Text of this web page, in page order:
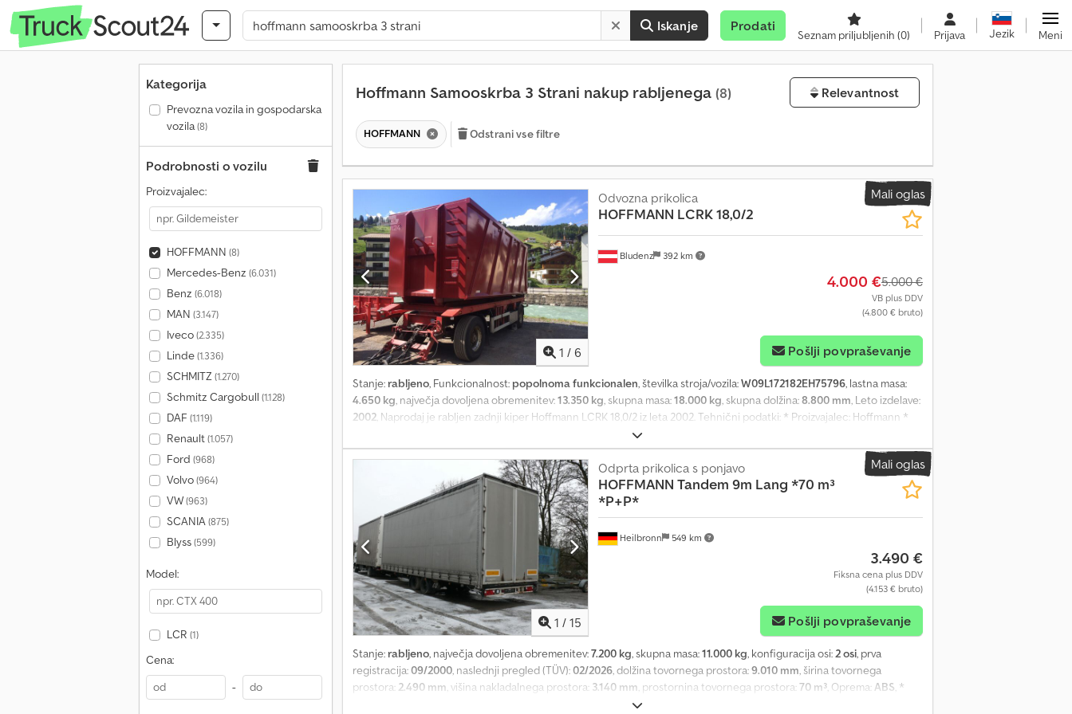
Iskanje Prodati
Seznam priljubljenih (0) Prijava Jezik Meni
Kategorija
Prevozna vozila in gospodarska
vozila(8)
Podrobnosti o vozilu
Proizvajalec:
HOFFMANN (8)
Mercedes-Benz (6.031)
Benz (6.018)
MAN (3.147)
Iveco(2.335)
Linde(1.336)
SCHMITZ(1.270)
Schmitz Cargobull (1.128)
DAF (1.119)
Renault(1.057)
Ford (968)
Volvo(964)
VW(963)
SCANIA(875)
Blyss(599)
Model:
LCR (1)
Cena:
-
Hoffmann Samooskrba 3 Strani nakup rabljenega (8) Relevantnost
HOFFMANN Odstrani vse filtre
Mali oglas
1 / 6
Bludenz 392 km
Odvozna prikolica
HOFFMANN LCRK 18,0/2
4.000 €5.000 €
VB plus DDV
(4.800 € bruto)
Pošlji povpraševanje
Stanje: rabljeno, Funkcionalnost: popolnoma funkcionalen, številka stroja/vozila:W09L172182EH75796, lastna masa:
4.650 kg, največja dovoljena obremenitev:13.350 kg, skupna masa:18.000 kg, skupna dolžina:8.800 mm, Leto izdelave:
2002, Naprodaj je rabljen zadnji kiper Hoffmann LCRK 18,0/2 iz leta 2002. Tehnični podatki: * Proizvajalec: Hoffmann *
Model: LCRK 18,0/2 Codpfxjy Umlij Akvjha * Tip: 2-osni prikolica za rolkontejnerje / zadnji kiper * Leto izdelave: 2002 *
Največja dovoljena skupna masa: 18.000 kg * Lastna teža: 4.650 kg * Pnevmatske gume: 385/65 R22,5 Prikolica je v
rabljenem stanju in NI tehnično pregledana (2025)
Mali oglas
1 / 15
Heilbronn 549 km
Odprta prikolica s ponjavo
HOFFMANN Tandem 9m Lang *70 m³
*P+P*
3.490 €
Fiksna cena plus DDV
(4.153 € bruto)
Pošlji povpraševanje
Stanje: rabljeno, največja dovoljena obremenitev:7.200 kg, skupna masa:11.000 kg, konfiguracija osi:2 osi, prva
registracija:09/2000, naslednji pregled (TÜV):02/2026, dolžina tovornega prostora:9.010 mm, širina tovornega
prostora: 2.490 mm, višina nakladalnega prostora: 3.140 mm, prostornina tovornega prostora:70 m³, Oprema: ABS, *
Prikolica Hoffmann s ponjavo in ogrodjem * Lastna teža: 3.800 kg * Nosilnost: 7.200 kg * Skupna masa: 11.000 kg *